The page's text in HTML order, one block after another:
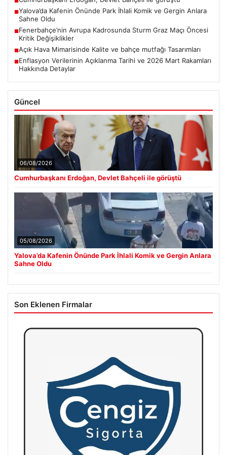
■Yalova’da Kafenin Önünde Park İhlali Komik ve Gergin Anlara
Sahne Oldu
■Fenerbahçe’nin Avrupa Kadrosunda Sturm Graz Maçı Öncesi
Kritik Değişiklikler
■Açık Hava Mimarisinde Kalite ve bahçe mutfağı Tasarımları
■Enflasyon Verilerinin Açıklanma Tarihi ve 2026 Mart Rakamları
Hakkında Detaylar
Güncel
06/08/2026
Cumhurbaşkanı Erdoğan, Devlet Bahçeli ile görüştü
05/08/2026
Yalova’da Kafenin Önünde Park İhlali Komik ve Gergin Anlara
Sahne Oldu
Son Eklenen Firmalar